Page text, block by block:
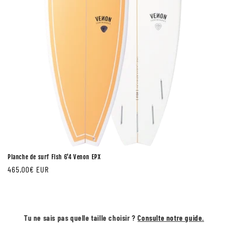
Planche de surf Fish 6'4 Venon EPX
Prix
465,00€ EUR
Tu ne sais pas quelle taille choisir ?Consulte notre guide.